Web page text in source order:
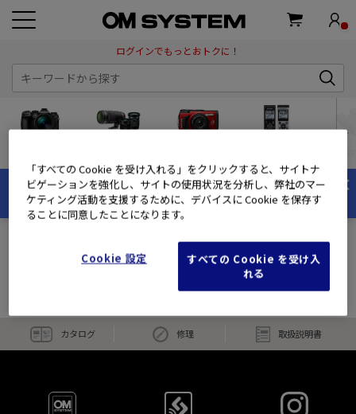
ログインでもっとおトクに！
×
OM-5 Mark IIの購入で最大1万円分キャッシュバック！
夏のキャッシュバックキャンペーン実施中！
カタログ 修理 取扱説明書
「すべての Cookie を受け入れる」をクリックすると、サイトナ
ビゲーションを強化し、サイトの使用状況を分析し、弊社のマー
ケティング活動を支援するために、デバイスに Cookie を保存す
ることに同意したことになります。
Cookie 設定
すべての Cookie を受け入
れる